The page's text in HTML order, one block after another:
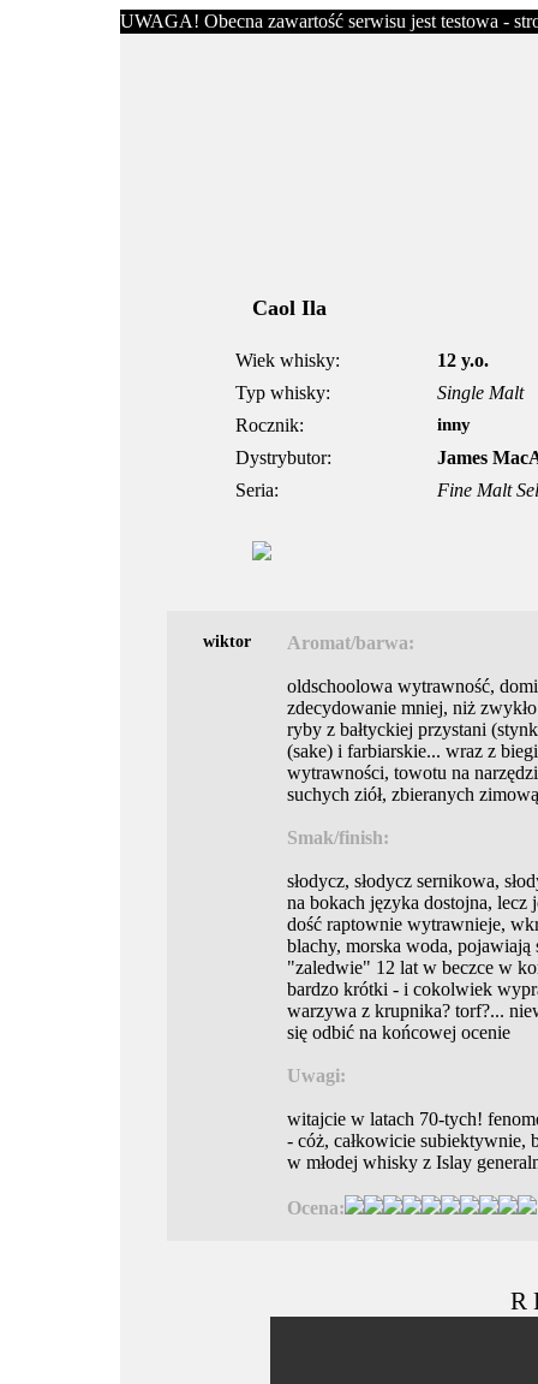
UWAGA! Obecna zawartość serwisu jest testowa -
Caol Ila
Wiek whisky:
12 y.o.
Typ whisky:
Single Malt
Rocznik:
inny
Dystrybutor:
James
Seria:
Fine Malt
wiktor Aromat/barwa:
oldschoolowa wytrawność,
zdecydowanie mniej, niż
ryby z bałtyckiej przystani
(sake) i farbiarskie... wraz z
wytrawności, towotu na
suchych ziół, zbieranych
Smak/finish:
słodycz, słodycz sernikowa,
na bokach języka dostojna, lecz
dość raptownie wytrawnieje,
blachy, morska woda, pojawiają
"zaledwie" 12 lat w beczce w
bardzo krótki - i cokolwiek
warzywa z krupnika? torf?...
się odbić na końcowej ocenie
Uwagi:
witajcie w latach 70-tych!
- cóż, całkowicie
w młodej whisky z Islay
Ocena:
R